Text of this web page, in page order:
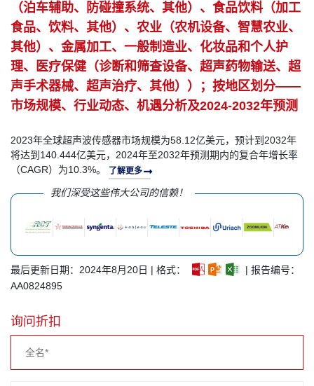
（泊车辅助、防碰撞系统、其他）、食品饮料（加工
食品、饮料、其他）、农业（农机设备、智慧农业、
其他）、金属加工、一般制造业、化妆品和个人护
理、医疗保健（诊断和筛查设备、超声药物输送、超
声手术器械、超声治疗、其他））；按地区划分——
市场规模、行业动态、机遇分析及2024-2032年预测
2023年全球超声波传感器市场规模为58.12亿美元，预计到2032年
将达到140.444亿美元，2024年至2032年预测期内的复合年增长率
（CAGR）为10.3%。
了解更多
我们深受这些伟大公司的信赖！
最后更新日期：2024年8月20日 | 格式：
| 报告编号：
AA0824895
询问折扣